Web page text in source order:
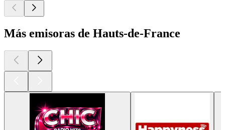
Más emisoras de Hauts-de-France